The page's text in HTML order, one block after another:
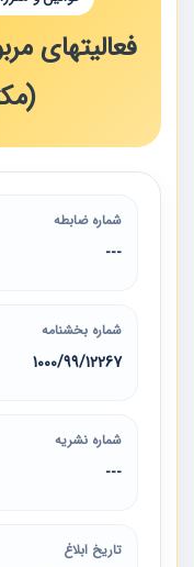
فعالیتهای
شماره ضابطه
---
شماره بخشنامه
1000/99/12267
شماره نشریه
---
تاریخ ابلاغ